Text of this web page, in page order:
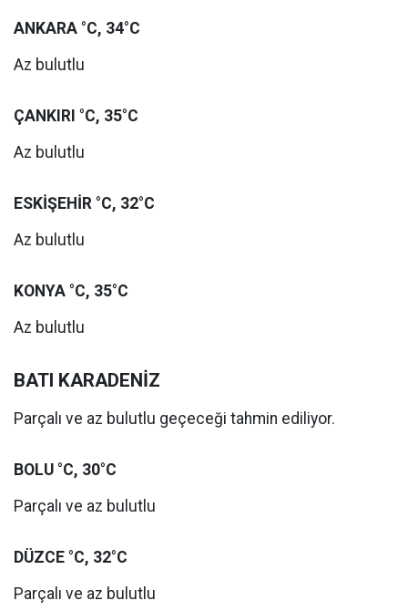
ANKARA °C, 34°C
Az bulutlu
ÇANKIRI °C, 35°C
Az bulutlu
ESKİŞEHİR °C, 32°C
Az bulutlu
KONYA °C, 35°C
Az bulutlu
BATI KARADENİZ
Parçalı ve az bulutlu geçeceği tahmin ediliyor.
BOLU °C, 30°C
Parçalı ve az bulutlu
DÜZCE °C, 32°C
Parçalı ve az bulutlu